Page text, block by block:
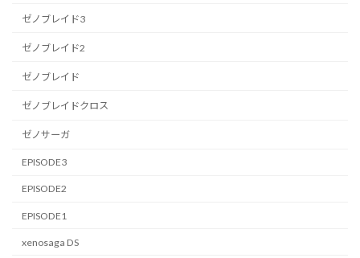
ゼノブレイド3
ゼノブレイド2
ゼノブレイド
ゼノブレイドクロス
ゼノサーガ
EPISODE3
EPISODE2
EPISODE1
xenosaga DS